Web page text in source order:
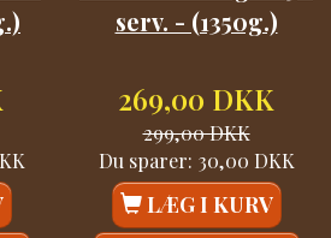
serv. - (1350g.)
269,00 DKK
299,00 DKK
Du sparer: 30,00 DKK
LÆG I KURV